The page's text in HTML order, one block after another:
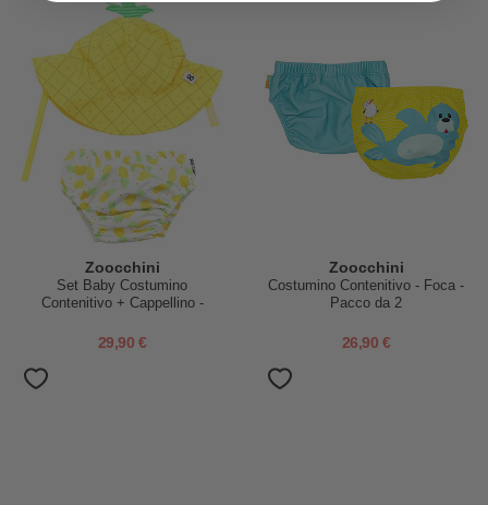
Zoocchini
Set Baby Costumino
Contenitivo + Cappellino -
29,90 €
Zoocchini
Costumino Contenitivo - Foca -
Pacco da 2
26,90 €